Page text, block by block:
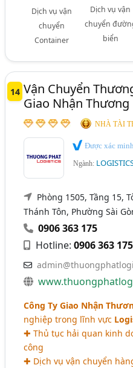
Dịch vụ vận
chuyển
Container
Dịch vụ vận
chuyển
biển
14 Vận Chuyển
Giao Nhận Thương
NHÀ TÀI
Được xác minh
Ngành:
Phòng 1505, Tầng 15,
Thánh Tôn, Phường Sài
0906 363 175
Hotline:0906 363 175
Công Ty Giao Nhận
nghiệp trong lĩnh vực
✚ Thủ tục hải quan kinh
công
✚ Dịch vụ vận chuyển